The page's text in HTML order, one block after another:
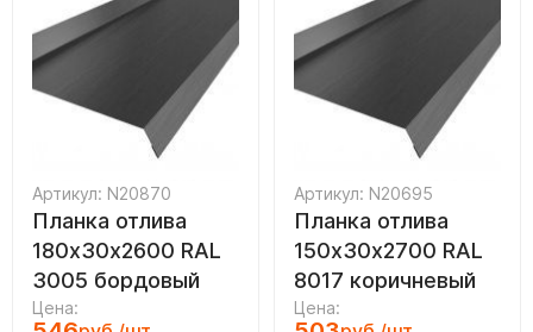
Артикул: N20870
Планка отлива
180х30х2600 RAL
3005 бордовый
Цена:
Артикул: N20695
Планка отлива
150х30х2700 RAL
8017 коричневый
Цена: